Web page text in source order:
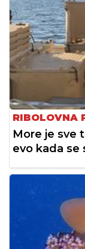
RIBOLOVNA
More je sve
evo kada se